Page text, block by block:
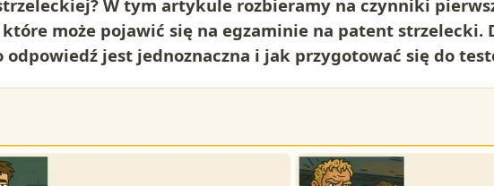
W tym artykule rozbieramy na czynniki
może pojawić się na egzaminie na patent strzelecki.
odpowiedź jest jednoznaczna i jak przygotować się do